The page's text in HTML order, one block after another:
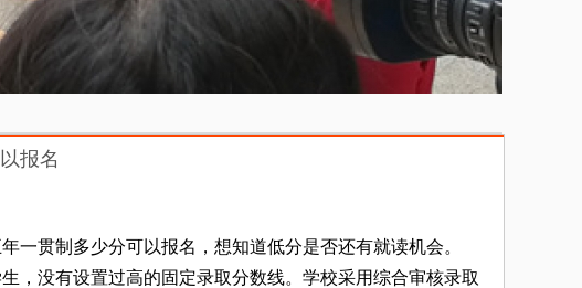
报名
贯制多少分可以报名，想知道低分是否还有就读机会。
没有设置过高的固定录取分数线。学校采用综合审核录取